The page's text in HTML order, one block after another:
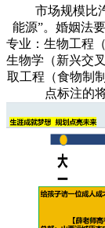
市场规模比汽
能源”。婚姻法
专业：生物工程
生物学（新兴交
取工程（食物制
点标注的